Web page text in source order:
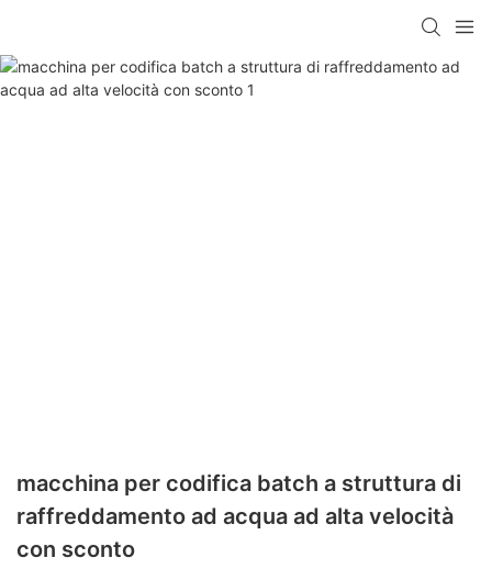
macchina per codifica batch a struttura di
raffreddamento ad acqua ad alta velocità
con sconto